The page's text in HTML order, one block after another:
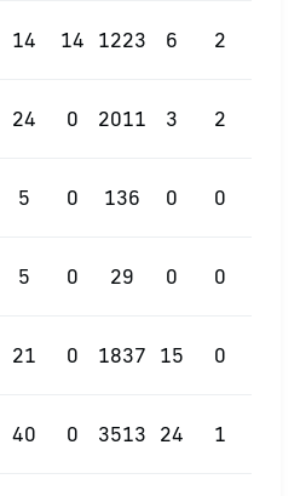
14 14 1223 6 2
24 0 2011 3 2
5 0 136 0 0
5 0 29 0 0
21 0 1837 15 0
40 0 3513 24 1